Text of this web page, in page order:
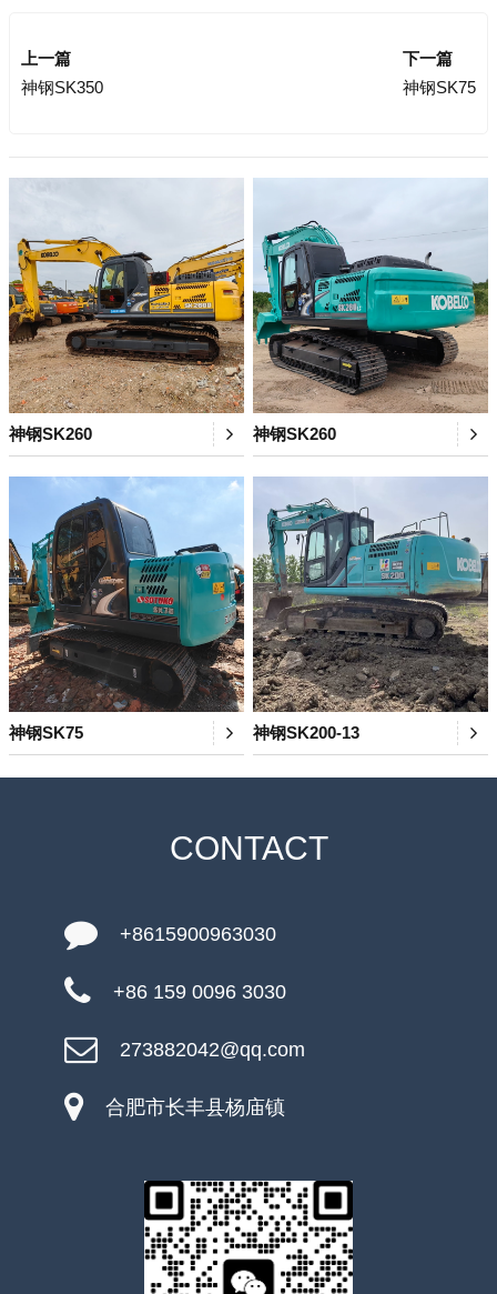
上一篇
神钢SK350
下一篇
神钢SK75
神钢SK260 神钢SK260
神钢SK75 神钢SK200-13
CONTACT
+8615900963030
+86 159 0096 3030
273882042@qq.com
合肥市长丰县杨庙镇